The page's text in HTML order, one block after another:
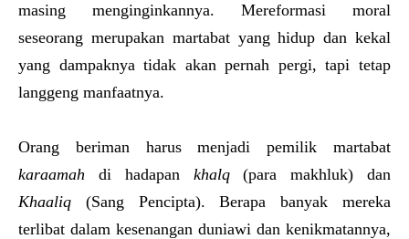
masing menginginkannya. Mereformasi moral
seseorang merupakan martabat yang hidup dan kekal
yang dampaknya tidak akan pernah pergi, tapi tetap
langgeng manfaatnya.
Orang beriman harus menjadi pemilik martabat
karaamah di hadapankhalq(para makhluk) dan
Khaaliq (Sang Pencipta). Berapa banyak mereka
terlibat dalam kesenangan duniawi dan kenikmatannya,